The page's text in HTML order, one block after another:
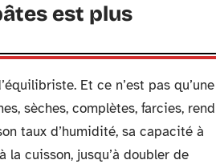
est plus
Et ce n’est pas qu’une
sèches, complètes, farcies, rend
taux d’humidité, sa capacité à
la cuisson, jusqu’à doubler de